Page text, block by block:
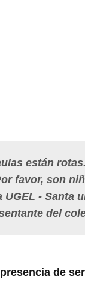
están
favor, son
- Santa
del
de